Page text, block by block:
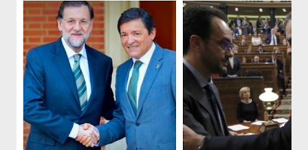
de ciudadanos, la mayoría de los cuales no han pagado jamás un
impuesto, sea por vocación o simplemente por no haber tenido
un trabajo en su vida, decidieron salir a la calle revestidos de la
sagrada túnica de la “indignación ciudadana” y con su actitud
crear una paradoja, se autodenominaban “movimiento 15M” y lo
que hicieron fue apoderarse de una plaza pública y allí sentaron
sus reales, bueno sus reales no,...